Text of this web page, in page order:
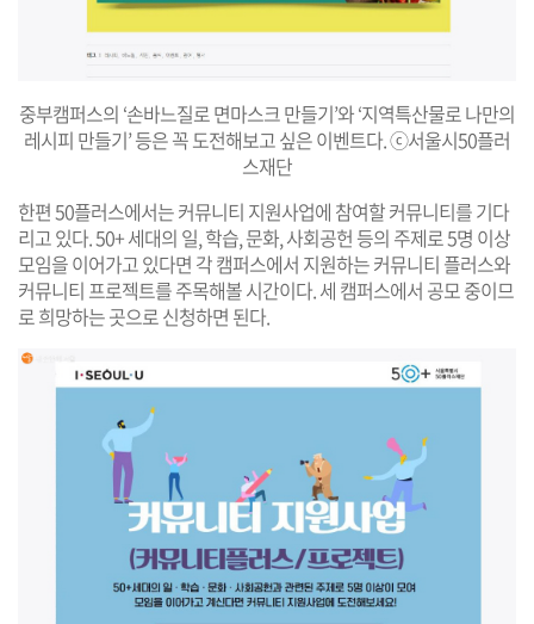
중부캠퍼스의 ‘손바느질로 면마스크 만들기’와 ‘지역특산물로 나만의
레시피 만들기’ 등은 꼭 도전해보고 싶은 이벤트다. ⓒ서울시50플러
스재단
한편 50플러스에서는 커뮤니티 지원사업에 참여할 커뮤니티를 기다
리고 있다. 50+ 세대의 일, 학습, 문화, 사회공헌 등의 주제로 5명 이상
모임을 이어가고 있다면 각 캠퍼스에서 지원하는 커뮤니티 플러스와
커뮤니티 프로젝트를 주목해볼 시간이다. 세 캠퍼스에서 공모 중이므
로 희망하는 곳으로 신청하면 된다.